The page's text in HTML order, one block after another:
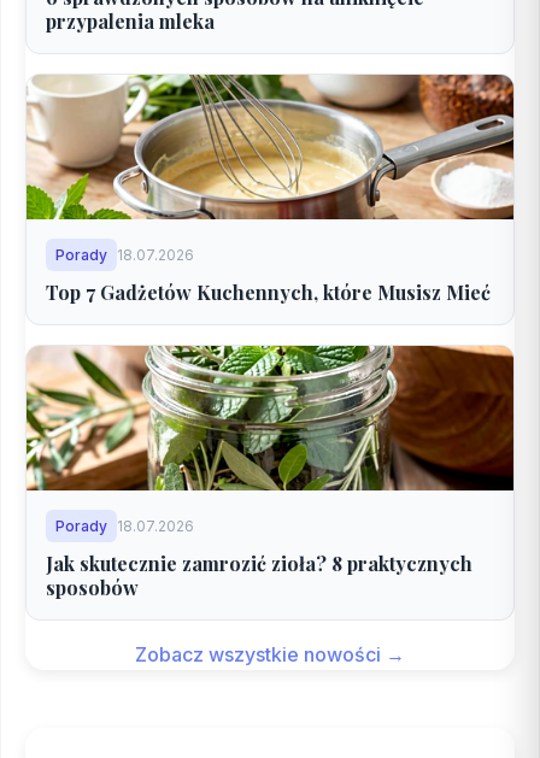
przypalenia mleka
Porady 18.07.2026
Top 7 Gadżetów Kuchennych, które Musisz Mieć
Porady 18.07.2026
Jak skutecznie zamrozić zioła? 8 praktycznych
sposobów
Zobacz wszystkie nowości →